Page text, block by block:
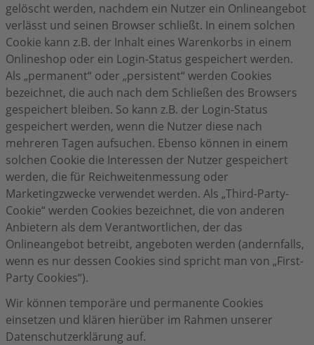
gelöscht werden, nachdem ein Nutzer ein Onlineangebot
verlässt und seinen Browser schließt. In einem solchen
Cookie kann z.B. der Inhalt eines Warenkorbs in einem
Onlineshop oder ein Login-Status gespeichert werden.
Als „permanent“ oder „persistent“ werden Cookies
bezeichnet, die auch nach dem Schließen des Browsers
gespeichert bleiben. So kann z.B. der Login-Status
gespeichert werden, wenn die Nutzer diese nach
mehreren Tagen aufsuchen. Ebenso können in einem
solchen Cookie die Interessen der Nutzer gespeichert
werden, die für Reichweitenmessung oder
Marketingzwecke verwendet werden. Als „Third-Party-
Cookie“ werden Cookies bezeichnet, die von anderen
Anbietern als dem Verantwortlichen, der das
Onlineangebot betreibt, angeboten werden (andernfalls,
wenn es nur dessen Cookies sind spricht man von „First-
Party Cookies“).
Wir können temporäre und permanente Cookies
einsetzen und klären hierüber im Rahmen unserer
Datenschutzerklärung auf.